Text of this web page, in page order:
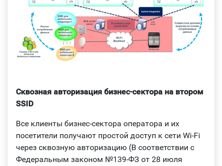
Сквозная авторизация бизнес-сектора на втором
SSID
Все клиенты бизнес-сектора оператора и их
посетители получают простой доступ к сети Wi-Fi
через сквозную авторизацию (В соответствии с
Федеральным законом №139-ФЗ от 28 июля